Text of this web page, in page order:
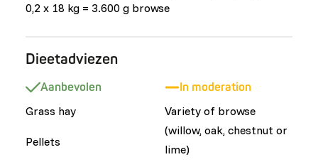
0,2 x 18 kg = 3.600 g browse
Dieetadviezen
Aanbevolen
Grass hay
Pellets
In moderation
Variety of browse
(willow, oak, chestnut or
lime)